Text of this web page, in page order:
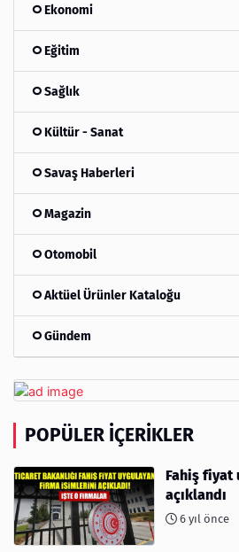
Ekonomi
Eğitim
Sağlık
Kültür - Sanat
Savaş Haberleri
Magazin
Otomobil
Aktüel Ürünler Kataloğu
Gündem
POPÜLER İÇERIKLER
Fahiş fiyat
açıklandı
6 yıl önce